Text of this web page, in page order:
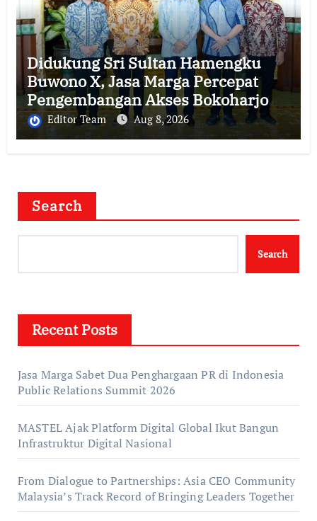
Didukung Sri Sultan Hamengku
Buwono X, Jasa Marga Percepat
Pengembangan Akses Bokoharjo
Tol Jogja-Solo untuk Dukung
Konektivitas DIY
Editor Team Aug 8, 2026
Search
Search
Recent Posts
Jasa Marga Sabet Dua Penghargaan PR di Indonesia
Public Relations Summit 2026
MASTEL Ajak Platform Digital Global Ikut Bangun
Infrastruktur Digital Nasional
From Dialogue to Partnerships: Asia CEO Community
Malaysia’s Track Record of Bringing Leaders Together